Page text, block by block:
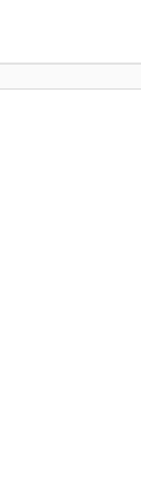
ドを面白いと
のジャンルで